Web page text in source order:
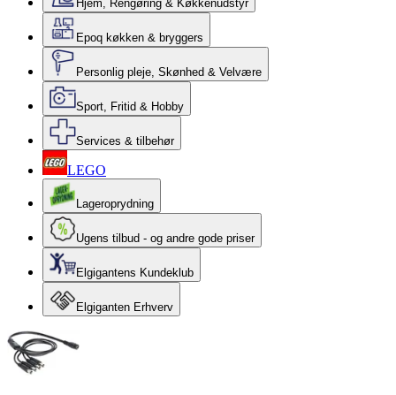
Hjem, Rengøring & Køkkenudstyr
Epoq køkken & bryggers
Personlig pleje, Skønhed & Velvære
Sport, Fritid & Hobby
Services & tilbehør
LEGO
Lageroprydning
Ugens tilbud - og andre gode priser
Elgigantens Kundeklub
Elgiganten Erhverv